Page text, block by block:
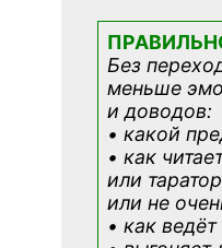
Без
меньше
и доводов:
• какой
• как
или
или не
• как